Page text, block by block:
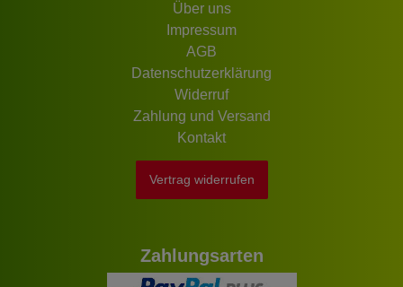
Über uns
Impressum
AGB
Datenschutzerklärung
Widerruf
Zahlung und Versand
Kontakt
Vertrag widerrufen
Zahlungsarten